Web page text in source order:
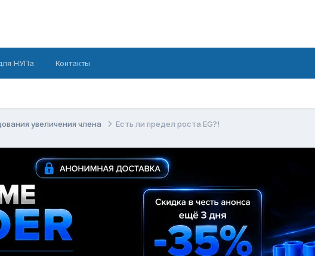
НУПа Контакты
увеличения члена Есть ли предел роста EG?!